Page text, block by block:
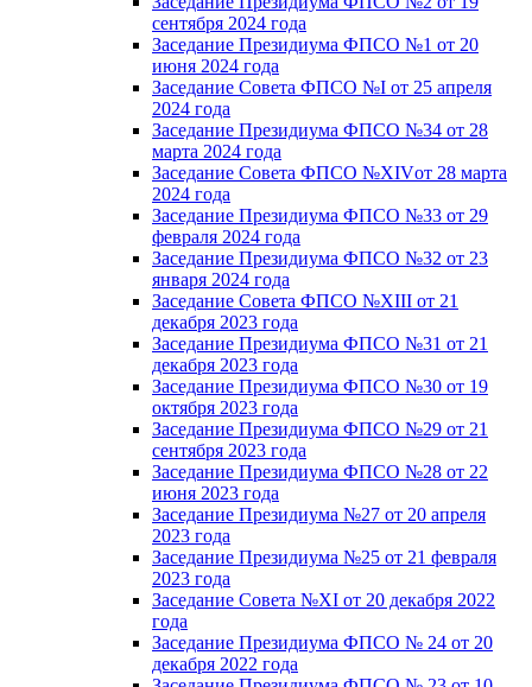
сентября 2024 года
Заседание Президиума ФПСО №1 от 20
июня 2024 года
Заседание Совета ФПСО №I от 25 апреля
2024 года
Заседание Президиума ФПСО №34 от 28
марта 2024 года
Заседание Совета ФПСО №XIVот 28 марта
2024 года
Заседание Президиума ФПСО №33 от 29
февраля 2024 года
Заседание Президиума ФПСО №32 от 23
января 2024 года
Заседание Совета ФПСО №XIII от 21
декабря 2023 года
Заседание Президиума ФПСО №31 от 21
декабря 2023 года
Заседание Президиума ФПСО №30 от 19
октября 2023 года
Заседание Президиума ФПСО №29 от 21
сентября 2023 года
Заседание Президиума ФПСО №28 от 22
июня 2023 года
Заседание Президиума №27 от 20 апреля
2023 года
Заседание Президиума №25 от 21 февраля
2023 года
Заседание Совета №XI от 20 декабря 2022
года
Заседание Президиума ФПСО № 24 от 20
декабря 2022 года